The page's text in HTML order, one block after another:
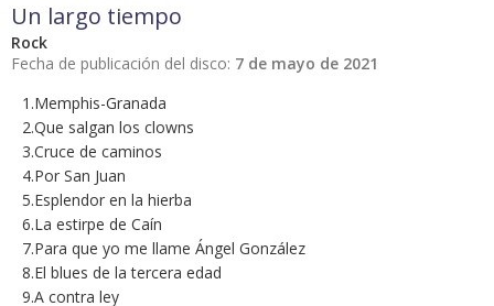
Un largo tiempo
Rock
Fecha de publicación del disco: 7 de mayo de 2021
1.Memphis-Granada
2.Que salgan los clowns
3.Cruce de caminos
4.Por San Juan
5.Esplendor en la hierba
6.La estirpe de Caín
7.Para que yo me llame Ángel González
8.El blues de la tercera edad
9.A contra ley